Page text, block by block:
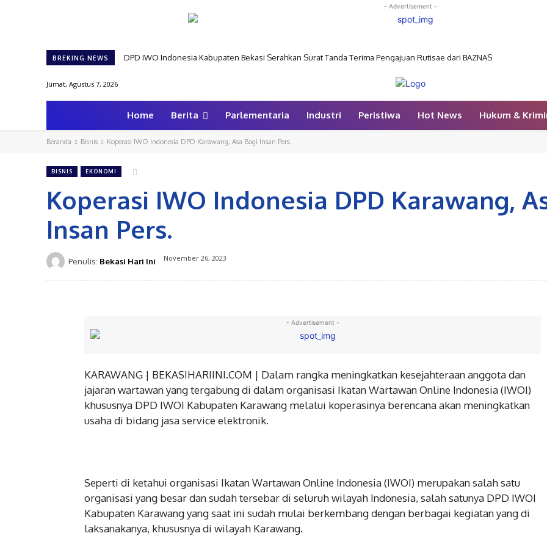
- Advertisement -
BREKING NEWS DPD IWO Indonesia Kabupaten Bekasi Serahkan Surat Tanda Terima Pengajuan Rutisae dari BAZNAS
Jumat, Agustus 7, 2026
Home Berita Parlementaria Industri Peristiwa Hot News Hukum &
Beranda Bisnis Koperasi IWO Indonesia DPD Karawang, Asa Bagi Insan Pers.
BISNIS EKONOMI
Koperasi IWO Indonesia DPD Karawang,
Insan Pers.
Penulis: Bekasi Hari Ini November 26, 2023
- Advertisement -
KARAWANG | BEKASIHARIINI.COM | Dalam rangka meningkatkan kesejahteraan anggota dan
jajaran wartawan yang tergabung di dalam organisasi Ikatan Wartawan Online Indonesia (IWOI)
khususnya DPD IWOI Kabupaten Karawang melalui koperasinya berencana akan meningkatkan
usaha di bidang jasa service elektronik.
Seperti di ketahui organisasi Ikatan Wartawan Online Indonesia (IWOI) merupakan salah satu
organisasi yang besar dan sudah tersebar di seluruh wilayah Indonesia, salah satunya DPD IWOI
Kabupaten Karawang yang saat ini sudah mulai berkembang dengan berbagai kegiatan yang di
laksanakanya, khususnya di wilayah Karawang.
BERITA
Jaga Kondusifitas Wilayah,
Kapolsek Pebayuran Cek
BERITA
Kapolsek Cikarang Selatan,